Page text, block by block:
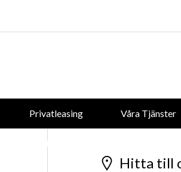
Privatleasing Våra Tjänster
Företaget
Hitta till